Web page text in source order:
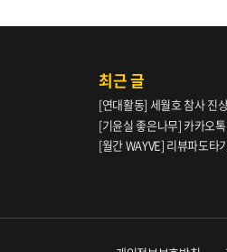
최근 글
[연대활동] 세월호 참사 진
[기윤실 좋은나무] 카카오
[월간 WAYVE] 리뷰파도타